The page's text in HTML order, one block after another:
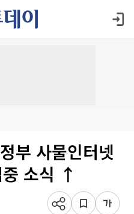
부 사물인터넷
중 소식 ↑